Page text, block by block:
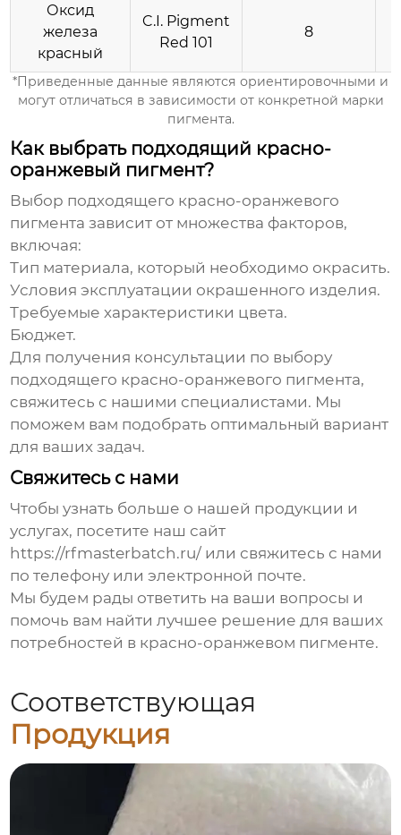
Оксид
железа
красный
C.I. Pigment
Red 101
8
*Приведенные данные являются ориентировочными и
могут отличаться в зависимости от конкретной марки
пигмента.
Как выбрать подходящий красно-
оранжевый пигмент?
Выбор подходящего красно-оранжевого
пигмента зависит от множества факторов,
включая:
Тип материала, который необходимо окрасить.
Условия эксплуатации окрашенного изделия.
Требуемые характеристики цвета.
Бюджет.
Для получения консультации по выбору
подходящего красно-оранжевого пигмента,
свяжитесь с нашими специалистами. Мы
поможем вам подобрать оптимальный вариант
для ваших задач.
Свяжитесь с нами
Чтобы узнать больше о нашей продукции и
услугах, посетите наш сайт
https://rfmasterbatch.ru/ или свяжитесь с нами
по телефону или электронной почте.
Мы будем рады ответить на ваши вопросы и
помочь вам найти лучшее решение для ваших
потребностей в красно-оранжевом пигменте.
Соответствующая
Продукция